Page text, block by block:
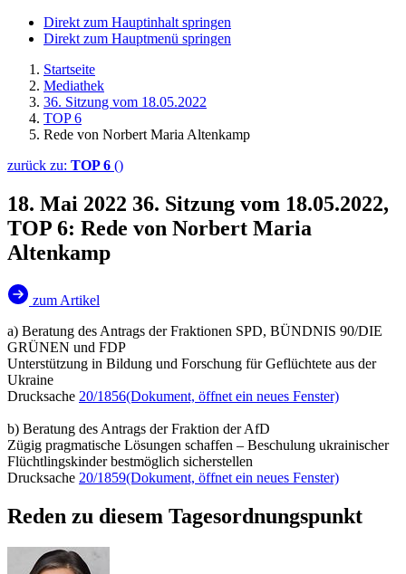
Direkt zum Hauptinhalt springen
Direkt zum Hauptmenü springen
Startseite
Mediathek
36. Sitzung vom 18.05.2022
TOP 6
Rede von Norbert Maria Altenkamp
zurück zu: TOP 6 ()
18. Mai 2022 36. Sitzung vom 18.05.2022,
TOP 6: Rede von Norbert Maria
Altenkamp
zum Artikel
a) Beratung des Antrags der Fraktionen SPD, BÜNDNIS 90/DIE
GRÜNEN und FDP
Unterstützung in Bildung und Forschung für Geflüchtete aus der
Ukraine
Drucksache 20/1856(Dokument, öffnet ein neues Fenster)
b) Beratung des Antrags der Fraktion der AfD
Zügig pragmatische Lösungen schaffen – Beschulung ukrainischer
Flüchtlingskinder bestmöglich sicherstellen
Drucksache 20/1859(Dokument, öffnet ein neues Fenster)
Reden zu diesem Tagesordnungspunkt